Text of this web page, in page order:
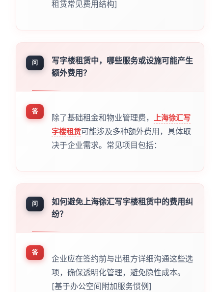
租赁常见费用结构]
问
写字楼租赁中，哪些服务或设施可能产生
额外费用？
答
除了基础租金和物业管理费， 上海徐汇写
字楼租赁可能涉及多种额外费用，具体取
决于企业需求。常见项目包括：
问
如何避免上海徐汇写字楼租赁中的费用纠
纷？
答
企业应在签约前与出租方详细沟通这些选
项，确保透明化管理，避免隐性成本。
[基于办公空间附加服务惯例]